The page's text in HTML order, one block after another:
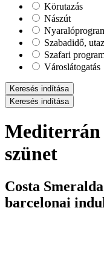
Körutazás
Nászút
Szabadidő,
Szafari
Városlátogatás
Keresés indítása
Keresés indítása
Mediterrán
szünet
Costa
barcelonai